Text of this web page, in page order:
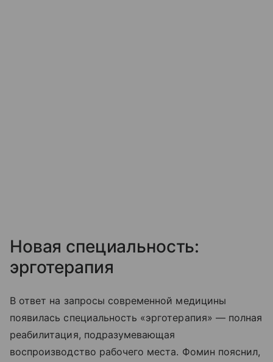
Новая специальность:
эрготерапия
В ответ на запросы современной медицины
появилась специальность «эрготерапия» — полная
реабилитация, подразумевающая
воспроизводство рабочего места. Фомин пояснил,